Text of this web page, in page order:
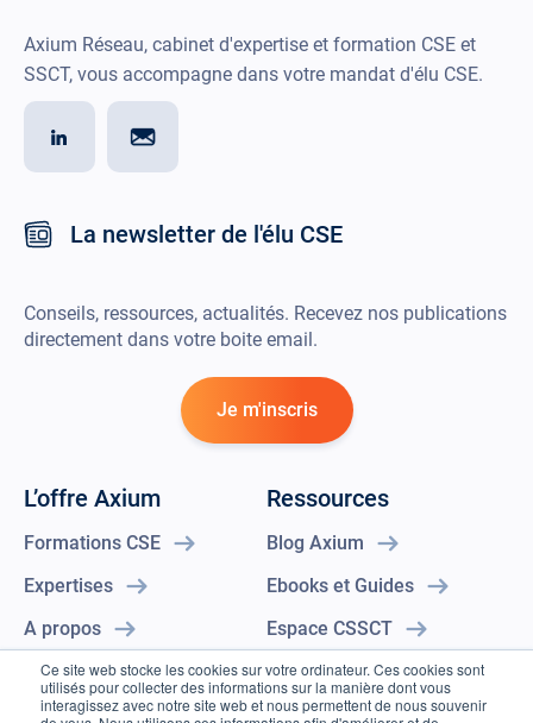
Ce site web stocke les cookies sur votre ordinateur. Ces cookies sont
utilisés pour collecter des informations sur la manière dont vous
interagissez avec notre site web et nous permettent de nous souvenir
La newsletter de l'élu CSE
Conseils, ressources, actualités. Recevez nos publications
directement dans votre boite email.
Je m'inscris
Axium Réseau, cabinet d'expertise et formation CSE et
SSCT, vous accompagne dans votre mandat d'élu CSE.
L’offre Axium
Formations CSE
Expertises
A propos
Contact
En savoir plus
Ressources
Blog Axium
Ebooks et Guides
Espace CSSCT
Certificat Qualiopi